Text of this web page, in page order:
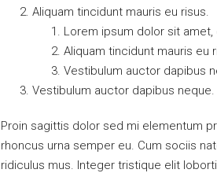
Aliquam tincidunt mauris eu risus.
Lorem ipsum dolor sit
Aliquam tincidunt mauris eu
Vestibulum auctor dapibus
Vestibulum auctor dapibus neque.
Proin sagittis dolor sed mi elementum
rhoncus urna semper eu. Cum sociis
ridiculus mus. Integer tristique elit